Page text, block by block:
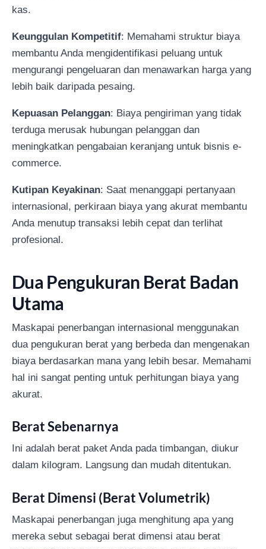
kas.
Keunggulan Kompetitif: Memahami struktur biaya
membantu Anda mengidentifikasi peluang untuk
mengurangi pengeluaran dan menawarkan harga yang
lebih baik daripada pesaing.
Kepuasan Pelanggan: Biaya pengiriman yang tidak
terduga merusak hubungan pelanggan dan
meningkatkan pengabaian keranjang untuk bisnis e-
commerce.
Kutipan Keyakinan: Saat menanggapi pertanyaan
internasional, perkiraan biaya yang akurat membantu
Anda menutup transaksi lebih cepat dan terlihat
profesional.
Dua Pengukuran Berat Badan
Utama
Maskapai penerbangan internasional menggunakan
dua pengukuran berat yang berbeda dan mengenakan
biaya berdasarkan mana yang lebih besar. Memahami
hal ini sangat penting untuk perhitungan biaya yang
akurat.
Berat Sebenarnya
Ini adalah berat paket Anda pada timbangan, diukur
dalam kilogram. Langsung dan mudah ditentukan.
Berat Dimensi (Berat Volumetrik)
Maskapai penerbangan juga menghitung apa yang
mereka sebut sebagai berat dimensi atau berat